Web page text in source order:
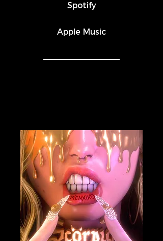
Spotify
Apple Music